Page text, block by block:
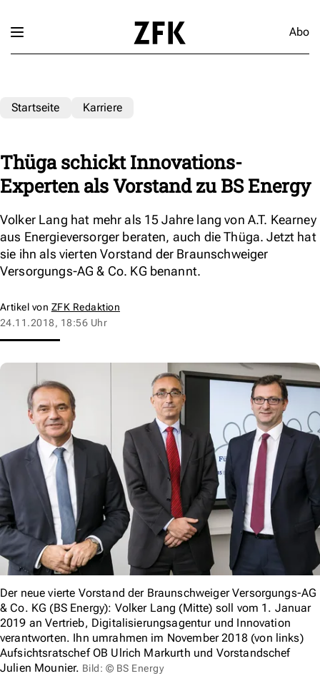
Abo
Startseite Karriere
Thüga schickt Innovations-
Experten als Vorstand zu BS Energy
Volker Lang hat mehr als 15 Jahre lang von A.T. Kearney
aus Energieversorger beraten, auch die Thüga. Jetzt hat
sie ihn als vierten Vorstand der Braunschweiger
Versorgungs-AG & Co. KG benannt.
Artikel von ZFK Redaktion
24.11.2018, 18:56 Uhr
Der neue vierte Vorstand der Braunschweiger Versorgungs-AG
& Co. KG (BS Energy): Volker Lang (Mitte) soll vom 1. Januar
2019 an Vertrieb, Digitalisierungsagentur und Innovation
verantworten. Ihn umrahmen im November 2018 (von links)
Aufsichtsratschef OB Ulrich Markurth und Vorstandschef
Julien Mounier. Bild: © BS Energy